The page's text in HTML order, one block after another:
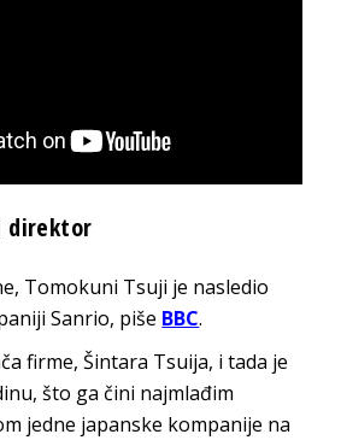
direktor
Tomokuni Tsuji je nasledio
Sanrio, piše BBC.
firme, Šintara Tsuija, i tada je
što ga čini najmlađim
jedne japanske kompanije na